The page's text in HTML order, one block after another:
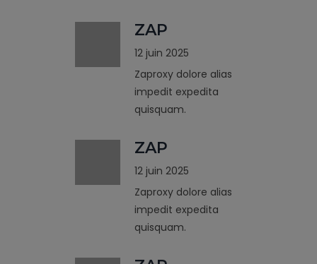
ZAP
12 juin 2025
Zaproxy dolore alias
impedit expedita
quisquam.
ZAP
12 juin 2025
Zaproxy dolore alias
impedit expedita
quisquam.